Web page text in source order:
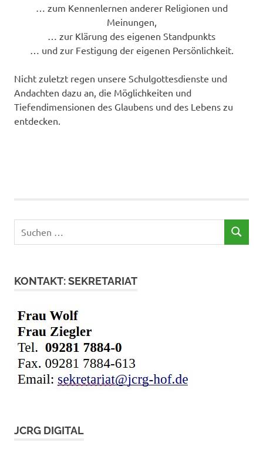
… zum Kennenlernen anderer Religionen und
Meinungen,
… zur Klärung des eigenen Standpunkts
… und zur Festigung der eigenen Persönlichkeit.
Nicht zuletzt regen unsere Schulgottesdienste und
Andachten dazu an, die Möglichkeiten und
Tiefendimensionen des Glaubens und des Lebens zu
entdecken.
nach:
SUCHEN
KONTAKT: SEKRETARIAT
JCRG DIGITAL